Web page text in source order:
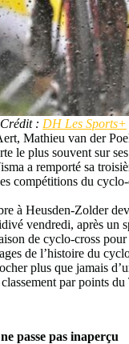
Crédit : DH Les Sports+
Mathieu van der
le plus souvent sur
a remporté sa
compétitions du
à Heusden-Zolder
vendredi, après un
de cyclo-cross
de l’histoire du
plus que jamais
par points
passe pas inaperçu